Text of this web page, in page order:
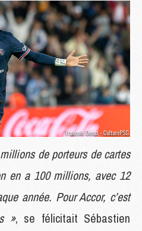
de porteurs de cartes
en a 100 millions, avec 12
année. Pour Accor, c’est
», se félicitait Sébastien